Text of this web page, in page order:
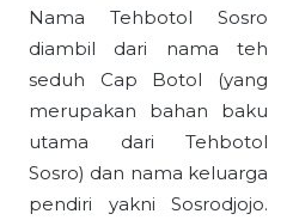
Nama Tehbotol Sosro
diambil dari nama teh
seduh Cap Botol (yang
merupakan bahan baku
utama dari Tehbotol
Sosro) dan nama keluarga
pendiri yakni Sosrodjojo.